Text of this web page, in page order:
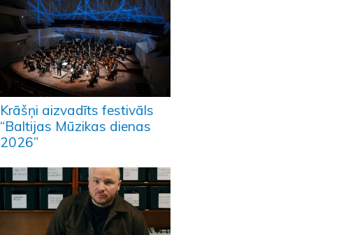
Krāšņi aizvadīts festivāls
“Baltijas Mūzikas dienas
2026”